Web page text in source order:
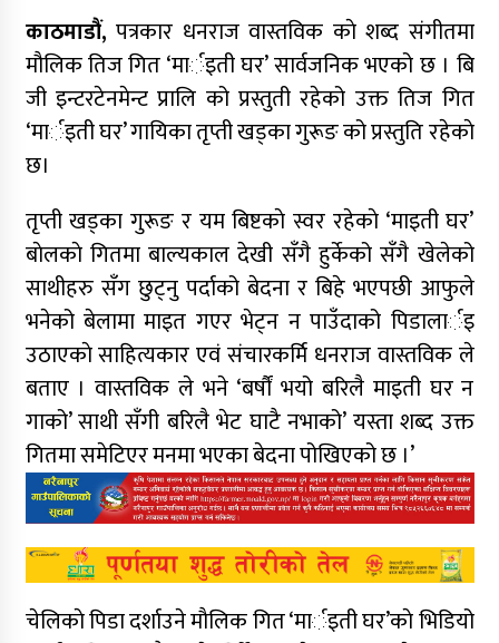
काठमाडौं, पत्रकार धनराज वास्तविक काे शब्द संगीतमा
मौलिक तिज गित ‘मार्इती घर’ सार्वजनिक भएको छ । बि
जी इन्टरटेनमेन्ट प्रालि को प्रस्तुती रहेको उक्त तिज गित
‘मार्इती घर’ गायिका तृप्ती खड्का गुरूङ को प्रस्तुति रहेकाे
छ।
तृप्ती खड्का गुरूङ र यम बिष्टकाे स्वर रहेकाे ‘माइती घर’
बाेलकाे गितमा बाल्यकाल देखी सँगै हुर्केको सँगै खेलेको
साथीहरु सँग छुट्नु पर्दाको बेदना र बिहे भएपछी आफुले
भनेको बेलामा माइत गएर भेट्न न पाउँदाको पिडालार्इ
उठाएकाे साहित्यकार एवं संचारकर्मि धनराज वास्तविक ले
बताए । वास्तविक ले भने ‘बर्षौं भयो बरिलै माइती घर न
गाको’ साथी सँगी बरिलै भेट घाटै नभाको’ यस्ता शब्द उक्त
गितमा समेटिएर मनमा भएका बेदना पोखिएको छ ।’
चेलिकाे पिडा दर्शाउने माैलिक गित ‘मार्इती घर’काे भिडियो